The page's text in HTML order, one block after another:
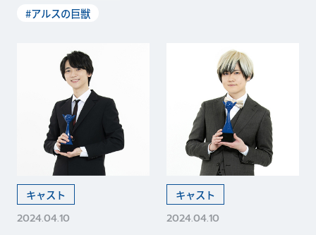
#アルスの巨獣
キャスト
2024.04.10
キャスト
2024.04.10